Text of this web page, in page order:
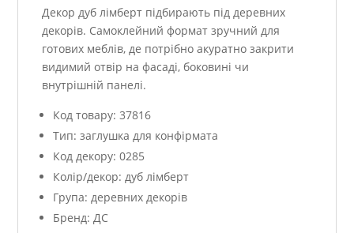
Декор дуб лімберт підбирають під деревних
декорів. Самоклейний формат зручний для
готових меблів, де потрібно акуратно закрити
видимий отвір на фасаді, боковині чи
внутрішній панелі.
Код товару: 37816
Тип: заглушка для конфірмата
Код декору: 0285
Колір/декор: дуб лімберт
Група: деревних декорів
Бренд: ДС